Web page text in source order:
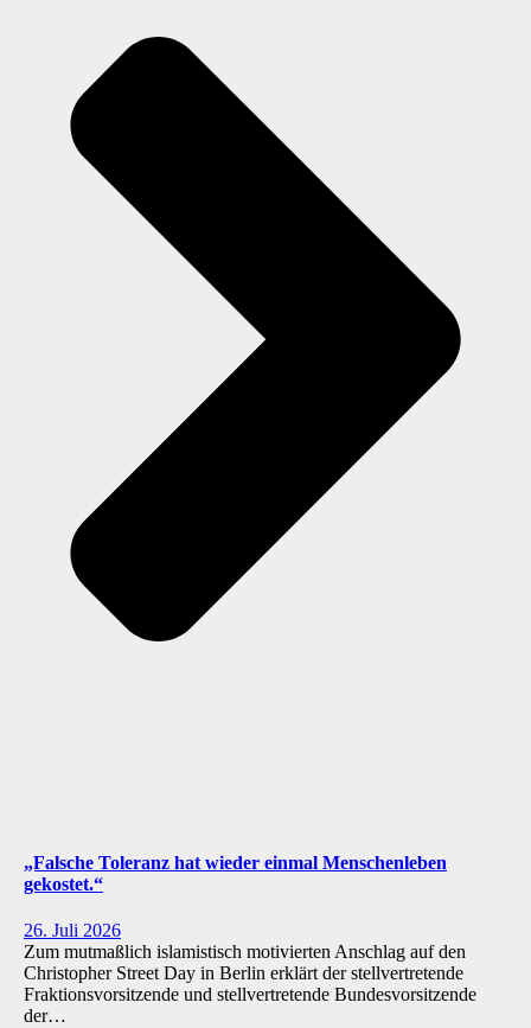
„Falsche Toleranz hat wieder einmal Menschenleben
gekostet.“
26. Juli 2026
Zum mutmaßlich islamistisch motivierten Anschlag auf den
Christopher Street Day in Berlin erklärt der stellvertretende
Fraktionsvorsitzende und stellvertretende Bundesvorsitzende
der…